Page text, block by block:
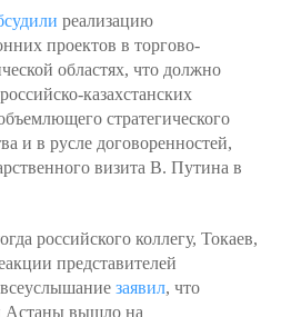
реализацию
проектов в торгово-
областях, что должно
казахстанских
стратегического
и в русле договоренностей,
визита В. Путина в
российского коллегу, Токаев,
представителей
заявил, что
Астаны вышло на